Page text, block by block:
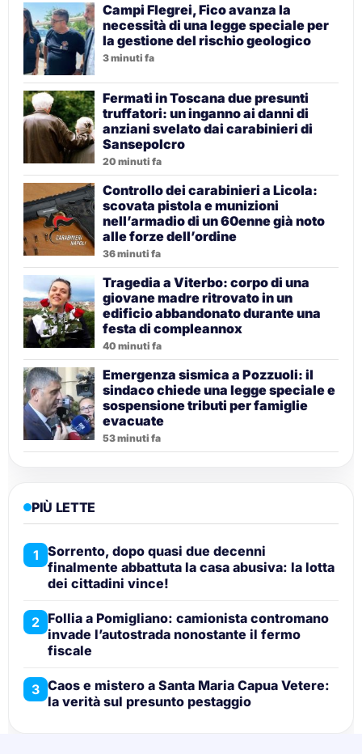
Campi Flegrei, Fico avanza la
necessità di una legge speciale per
la gestione del rischio geologico
3 minuti fa
Fermati in Toscana due presunti
truffatori: un inganno ai danni di
anziani svelato dai carabinieri di
Sansepolcro
20 minuti fa
Controllo dei carabinieri a Licola:
scovata pistola e munizioni
nell’armadio di un 60enne già noto
alle forze dell’ordine
36 minuti fa
Tragedia a Viterbo: corpo di una
giovane madre ritrovato in un
edificio abbandonato durante una
festa di compleannox
40 minuti fa
Emergenza sismica a Pozzuoli: il
sindaco chiede una legge speciale e
sospensione tributi per famiglie
evacuate
53 minuti fa
PIÙ LETTE
1 Sorrento, dopo quasi due decenni
finalmente abbattuta la casa abusiva: la lotta
dei cittadini vince!
2 Follia a Pomigliano: camionista contromano
invade l’autostrada nonostante il fermo
fiscale
3 Caos e mistero a Santa Maria Capua Vetere:
la verità sul presunto pestaggio